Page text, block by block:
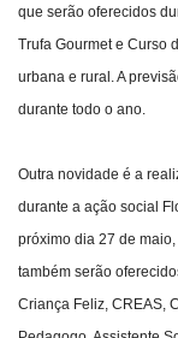
que serão oferecidos
Trufa Gourmet e Curso
urbana e rural. A
durante todo o ano.
Outra novidade é a
durante a ação social
próximo dia 27 de
também serão
Criança Feliz, CREAS,